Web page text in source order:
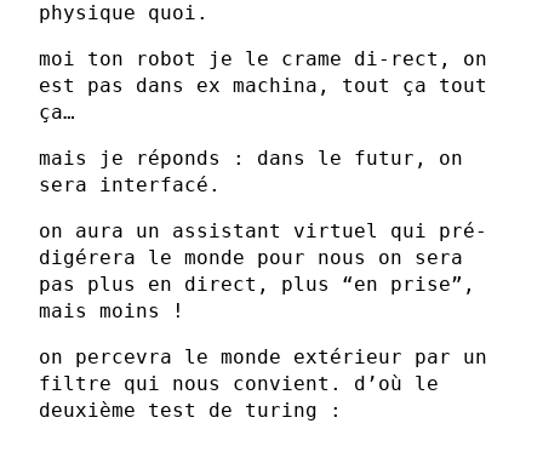
physique quoi.
moi ton robot je le crame di-rect, on
est pas dans ex machina, tout ça tout
ça…
mais je réponds : dans le futur, on
sera interfacé.
on aura un assistant virtuel qui pré-
digérera le monde pour nous on sera
pas plus en direct, plus “en prise”,
mais moins !
on percevra le monde extérieur par un
filtre qui nous convient. d’où le
deuxième test de turing :